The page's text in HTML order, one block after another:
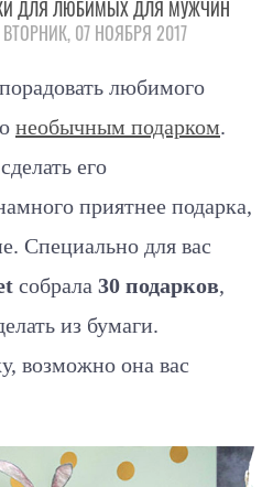
ДЛЯ ЛЮБИМЫХДЛЯ МУЖЧИН
07 НОЯБРЯ 2017
любимого
необычным подарком.
его
приятнее подарка,
Специально для вас
собрала 30 подарков,
из бумаги.
возможно она вас